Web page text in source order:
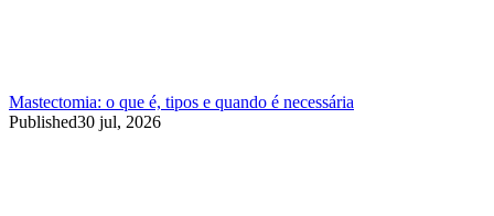
Mastectomia: o que é, tipos e quando é necessária
Published30 jul, 2026